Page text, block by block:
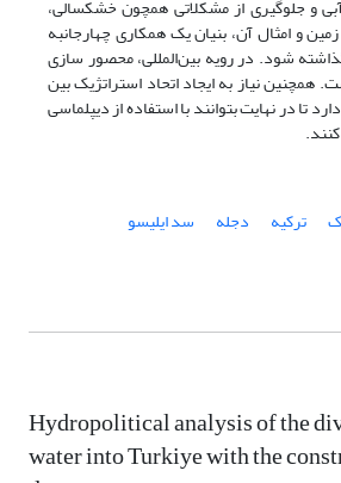
و جلوگیری از مشکلاتی همچون خشکسالی،
و امثال آن، بنیان یک همکاری چهارجانبه
شود. در رویه بین‌المللی، محصور سازی
همچنین نیاز به ایجاد اتحاد استراتژیک بین
تا در نهایت بتوانند با استفاده از دیپلماسی
ترکیه دجله
سد ایلیسو
Hydropolitical analysis of the
water into Turkiye with the